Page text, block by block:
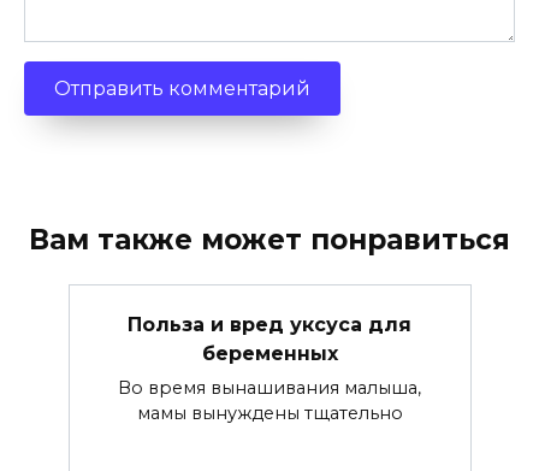
Вам также может понравиться
Польза и вред уксуса для
беременных
Во время вынашивания малыша,
мамы вынуждены тщательно